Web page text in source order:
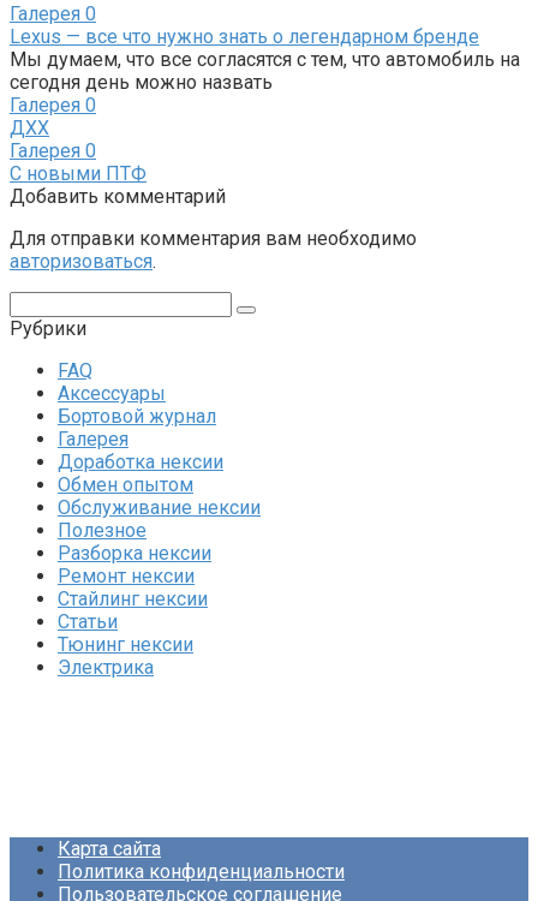
Галерея 0
Lexus — все что нужно знать о легендарном бренде
Мы думаем, что все согласятся с тем, что автомобиль на
сегодня день можно назвать
Галерея 0
ДХХ
Галерея 0
С новыми ПТФ
Добавить комментарий
Для отправки комментария вам необходимо
авторизоваться.
Рубрики
FAQ
Аксессуары
Бортовой журнал
Галерея
Доработка нексии
Обмен опытом
Обслуживание нексии
Полезное
Разборка нексии
Ремонт нексии
Стайлинг нексии
Статьи
Тюнинг нексии
Электрика
Карта сайта
Политика конфиденциальности
Пользовательское соглашение